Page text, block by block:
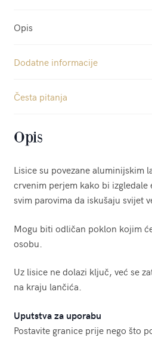
Opis
Dodatne informacije
Česta pitanja
Opis
Lisice su povezane aluminijskim
crvenim perjem kako bi
svim parovima da iskušaju svijet
Mogu biti odličan poklon kojim
osobu.
Uz lisice ne dolazi ključ, već se
na kraju lančića.
Uputstva za uporabu
Postavite granice prije nego što